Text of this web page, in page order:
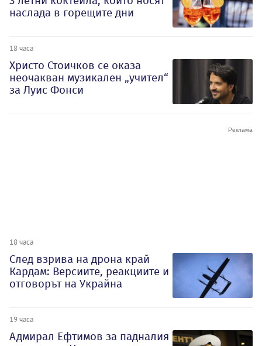
наслада в горещите дни
18 часа
Христо Стоичков се оказа
неочакван музикален „учител“
за Луис Фонси
18 часа
След взрива на дрона край
Кардам: Версиите, реакциите и
отговорът на Украйна
19 часа
Адмирал Ефтимов за падналия